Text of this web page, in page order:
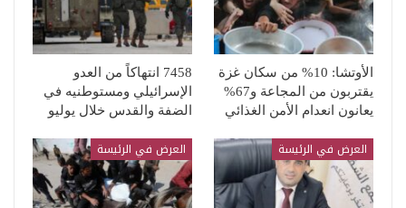
الأوتشا: 10% من سكان غزة
يقتربون من المجاعة و67%
يعانون انعدام الأمن الغذائي
7458 انتهاكاً من العدو
الإسرائيلي ومستوطنيه في
الضفة والقدس خلال يوليو
العرض في الرئيسة العرض في الرئيسة